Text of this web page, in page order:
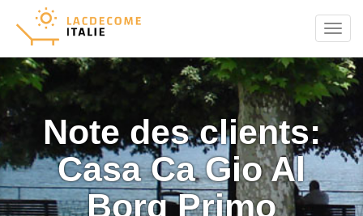
Menu
Note des clients:
Casa Ca Gio Al
Borg Primo